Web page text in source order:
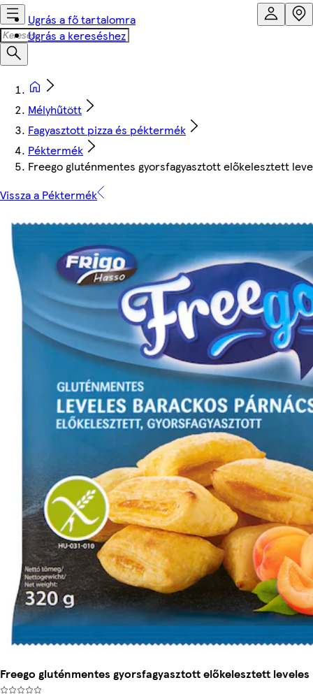
Ugrás a fő tartalomra
Ugrás a kereséshez
Mélyhűtött
Fagyasztott pizza és péktermék
Péktermék
Freego gluténmentes gyorsfagyasztott előkelesztett
Vissza a Péktermék
Freego gluténmentes gyorsfagyasztott előkelesztett